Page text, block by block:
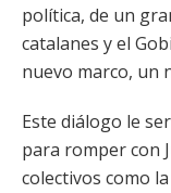
política, de un
catalanes y el
nuevo marco, un
Este diálogo le
para romper con
colectivos como